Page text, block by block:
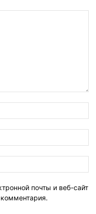
почты и веб-сайт